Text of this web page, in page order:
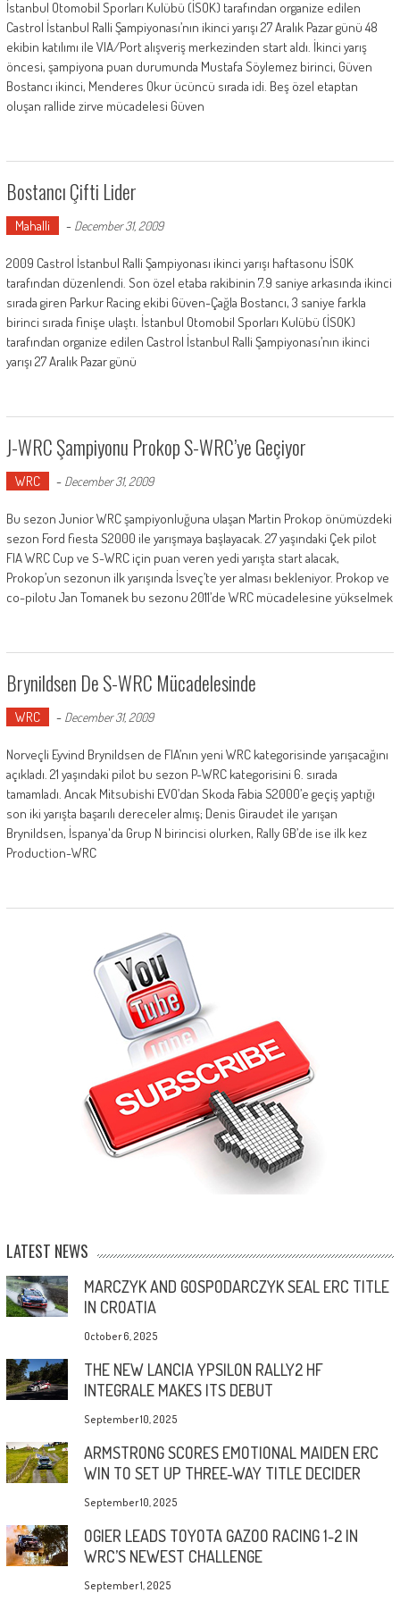
İstanbul Otomobil Sporları Kulübü (İSOK) tarafından organize edilen
Castrol İstanbul Ralli Şampiyonası’nın ikinci yarışı 27 Aralık Pazar günü 48
ekibin katılımı ile VIA/Port alışveriş merkezinden start aldı. İkinci yarış
öncesi, şampiyona puan durumunda Mustafa Söylemez birinci, Güven
Bostancı ikinci, Menderes Okur ücüncü sırada idi. Beş özel etaptan
oluşan rallide zirve mücadelesi Güven
Bostancı Çifti Lider
Mahalli - December 31, 2009
2009 Castrol İstanbul Ralli Şampiyonası ikinci yarışı haftasonu İSOK
tarafından düzenlendi. Son özel etaba rakibinin 7.9 saniye arkasında ikinci
sırada giren Parkur Racing ekibi Güven-Çağla Bostancı, 3 saniye farkla
birinci sırada finişe ulaştı. İstanbul Otomobil Sporları Kulübü (İSOK)
tarafından organize edilen Castrol İstanbul Ralli Şampiyonası’nın ikinci
yarışı 27 Aralık Pazar günü
J-WRC Şampiyonu Prokop S-WRC’ye Geçiyor
WRC - December 31, 2009
Bu sezon Junior WRC şampiyonluğuna ulaşan Martin Prokop önümüzdeki
sezon Ford fiesta S2000 ile yarışmaya başlayacak. 27 yaşındaki Çek pilot
FIA WRC Cup ve S-WRC için puan veren yedi yarışta start alacak,
Prokop’un sezonun ilk yarışında İsveç’te yer alması bekleniyor. Prokop ve
co-pilotu Jan Tomanek bu sezonu 2011’de WRC mücadelesine yükselmek
Brynildsen De S-WRC Mücadelesinde
WRC - December 31, 2009
Norveçli Eyvind Brynildsen de FIA’nın yeni WRC kategorisinde yarışacağını
açıkladı. 21 yaşındaki pilot bu sezon P-WRC kategorisini 6. sırada
tamamladı. Ancak Mitsubishi EVO’dan Skoda Fabia S2000’e geçiş yaptığı
son iki yarışta başarılı dereceler almış; Denis Giraudet ile yarışan
Brynildsen, İspanya'da Grup N birincisi olurken, Rally GB’de ise ilk kez
Production-WRC
LATEST NEWS
MARCZYK AND GOSPODARCZYK SEAL ERC TITLE
IN CROATIA
October 6, 2025
THE NEW LANCIA YPSILON RALLY2 HF
INTEGRALE MAKES ITS DEBUT
September 10, 2025
ARMSTRONG SCORES EMOTIONAL MAIDEN ERC
WIN TO SET UP THREE-WAY TITLE DECIDER
September 10, 2025
OGIER LEADS TOYOTA GAZOO RACING 1-2 IN
WRC’S NEWEST CHALLENGE
September 1, 2025